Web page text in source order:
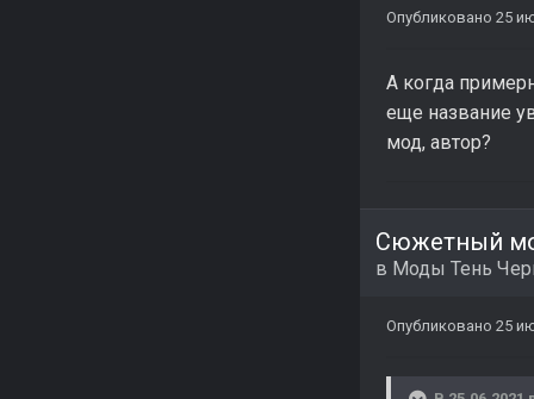
Опубликовано 25
А когда
еще название
мод, автор?
Сюжетный
в Моды Тень
Опубликовано 25